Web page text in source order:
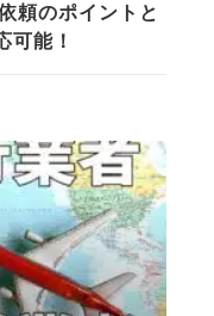
頼のポイントと
可能！